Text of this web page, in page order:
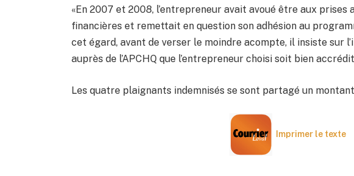
«En 2007 et 2008, l’entrepreneur avait avoué être aux
financières et remettait en question son adhésion au
cet égard, avant de verser le moindre acompte, il insiste sur
auprès de l’APCHQ que l’entrepreneur choisi soit bien
Les quatre plaignants indemnisés se sont partagé un
Imprimer le texte